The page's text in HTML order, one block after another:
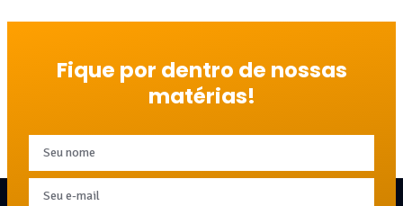
Fique por dentro de nossas
matérias!